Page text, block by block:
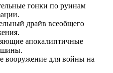
гонки по руинам
драйв всеобщего
апокалиптичные
вооружение для войны на